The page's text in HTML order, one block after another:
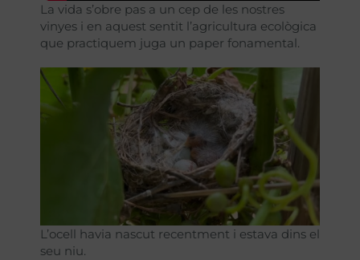
La vida s’obre pas a un cep de les nostres
vinyes i en aquest sentit l’agricultura ecològica
que practiquem juga un paper fonamental.
L’ocell havia nascut recentment i estava dins el
seu niu.